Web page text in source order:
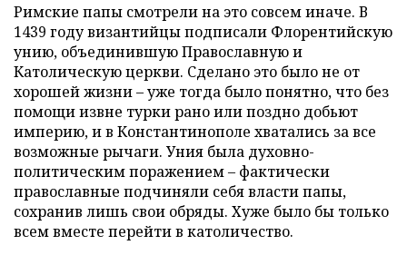
Римские папы смотрели на это совсем иначе. В
1439 году византийцы подписали Флорентийскую
унию, объединившую Православную и
Католическую церкви. Сделано это было не от
хорошей жизни – уже тогда было понятно, что без
помощи извне турки рано или поздно добьют
империю, и в Константинополе хватались за все
возможные рычаги. Уния была духовно-
политическим поражением – фактически
православные подчиняли себя власти папы,
сохранив лишь свои обряды. Хуже было бы только
всем вместе перейти в католичество.